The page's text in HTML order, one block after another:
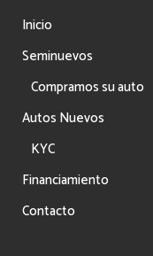
Inicio
Seminuevos
Compramos su auto
Autos Nuevos
KYC
Financiamiento
Contacto